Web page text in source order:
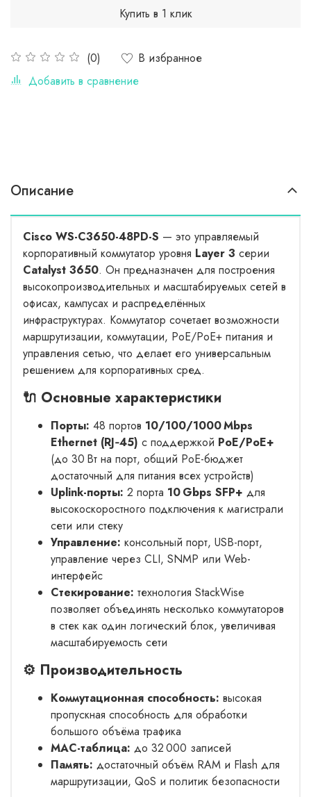
(0)
В избранное
Добавить в сравнение
Купить в 1 клик
Описание
Cisco WS-C3650-48PD-S — это управляемый
корпоративный коммутатор уровня Layer 3 серии
Catalyst 3650. Он предназначен для построения
высокопроизводительных и масштабируемых сетей в
офисах, кампусах и распределённых
инфраструктурах. Коммутатор сочетает возможности
маршрутизации, коммутации, PoE/PoE+ питания и
управления сетью, что делает его универсальным
решением для корпоративных сред.
🔌 Основные характеристики
Порты: 48 портов 10/100/1000 Mbps
Ethernet (RJ‑45) с поддержкой PoE/PoE+
(до 30 Вт на порт, общий PoE-бюджет
достаточный для питания всех устройств)
Uplink-порты: 2 порта 10 Gbps SFP+ для
высокоскоростного подключения к магистрали
сети или стеку
Управление: консольный порт, USB-порт,
управление через CLI, SNMP или Web-
интерфейс
Стекирование: технология StackWise
позволяет объединять несколько коммутаторов
в стек как один логический блок, увеличивая
масштабируемость сети
⚙️ Производительность
Коммутационная способность: высокая
пропускная способность для обработки
большого объёма трафика
MAC-таблица: до 32 000 записей
Память: достаточный объём RAM и Flash для
маршрутизации, QoS и политик безопасности